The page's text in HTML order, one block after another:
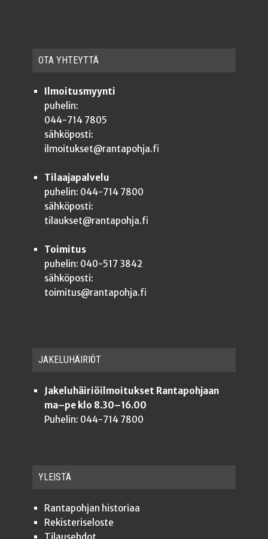
OTA YHTEYT­TÄ
Ilmoitusmyynti
puhelin:
044-714 7805
sähköposti:
ilmoitukset@rantapohja.fi
Tilaajapalvelu
puhelin: 044-714 7800
sähköposti:
tilaukset@rantapohja.fi
Toimitus
puhelin: 040-517 3842
sähköposti:
toimitus@rantapohja.fi
JAKE­LU­HÄI­RIÖT
Jakeluhäiriöilmoitukset Rantapohjaan
ma–pe klo 8.30–16.00
Puhelin: 044-714 7800
YLEISTÄ
Ran­ta­poh­jan historiaa
Rekis­te­ri­se­los­te